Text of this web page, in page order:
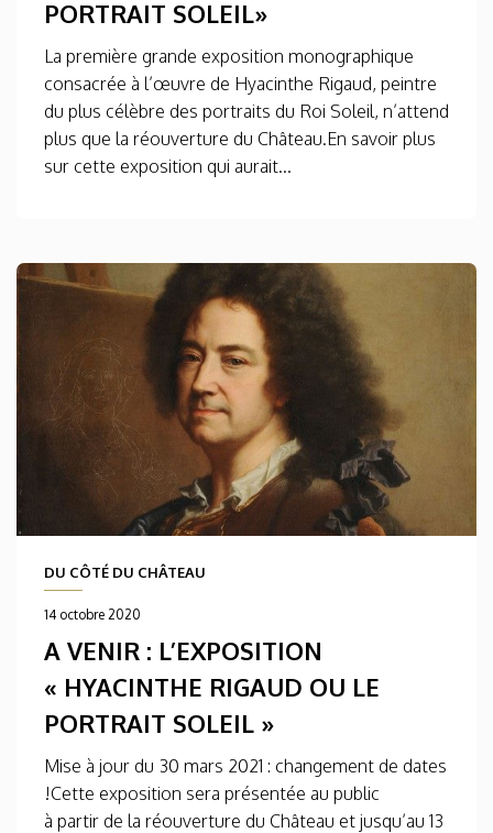
PORTRAIT SOLEIL»
La première grande exposition monographique
consacrée à l’œuvre de Hyacinthe Rigaud, peintre
du plus célèbre des portraits du Roi Soleil, n’attend
plus que la réouverture du Château.En savoir plus
sur cette exposition qui aurait...
DU CÔTÉ DU CHÂTEAU
14 octobre 2020
A VENIR : L’EXPOSITION
« HYACINTHE RIGAUD OU LE
PORTRAIT SOLEIL »
Mise à jour du 30 mars 2021 : changement de dates
!Cette exposition sera présentée au public
à partir de la réouverture du Château et jusqu’au 13